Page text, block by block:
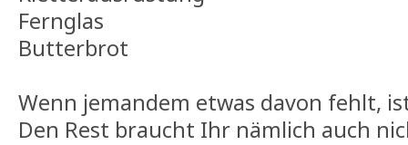
Fernglas
Butterbrot
Wenn jemandem etwas davon fehlt,
Den Rest braucht Ihr nämlich auch